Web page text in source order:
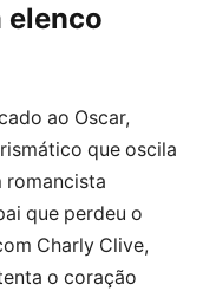
elenco
ao Oscar,
que oscila
romancista
que perdeu o
Charly Clive,
o coração